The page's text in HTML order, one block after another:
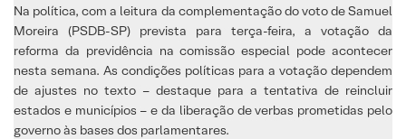
Na política, com a leitura da complementação do voto de Samuel
Moreira (PSDB-SP) prevista para terça-feira, a votação da
reforma da previdência na comissão especial pode acontecer
nesta semana. As condições políticas para a votação dependem
de ajustes no texto – destaque para a tentativa de reincluir
estados e municípios – e da liberação de verbas prometidas pelo
governo às bases dos parlamentares.